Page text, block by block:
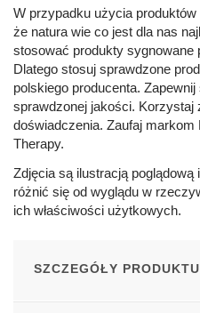
W przypadku użycia
że natura wie co jest dla nas
stosować produkty sygnowane
Dlatego stosuj sprawdzone
polskiego producenta.
sprawdzonej jakości. Korzystaj
doświadczenia. Zaufaj
Therapy.
Zdjęcia są ilustracją
różnić się od wyglądu w
ich właściwości użytkowych.
SZCZEGÓŁY PRODUKTU